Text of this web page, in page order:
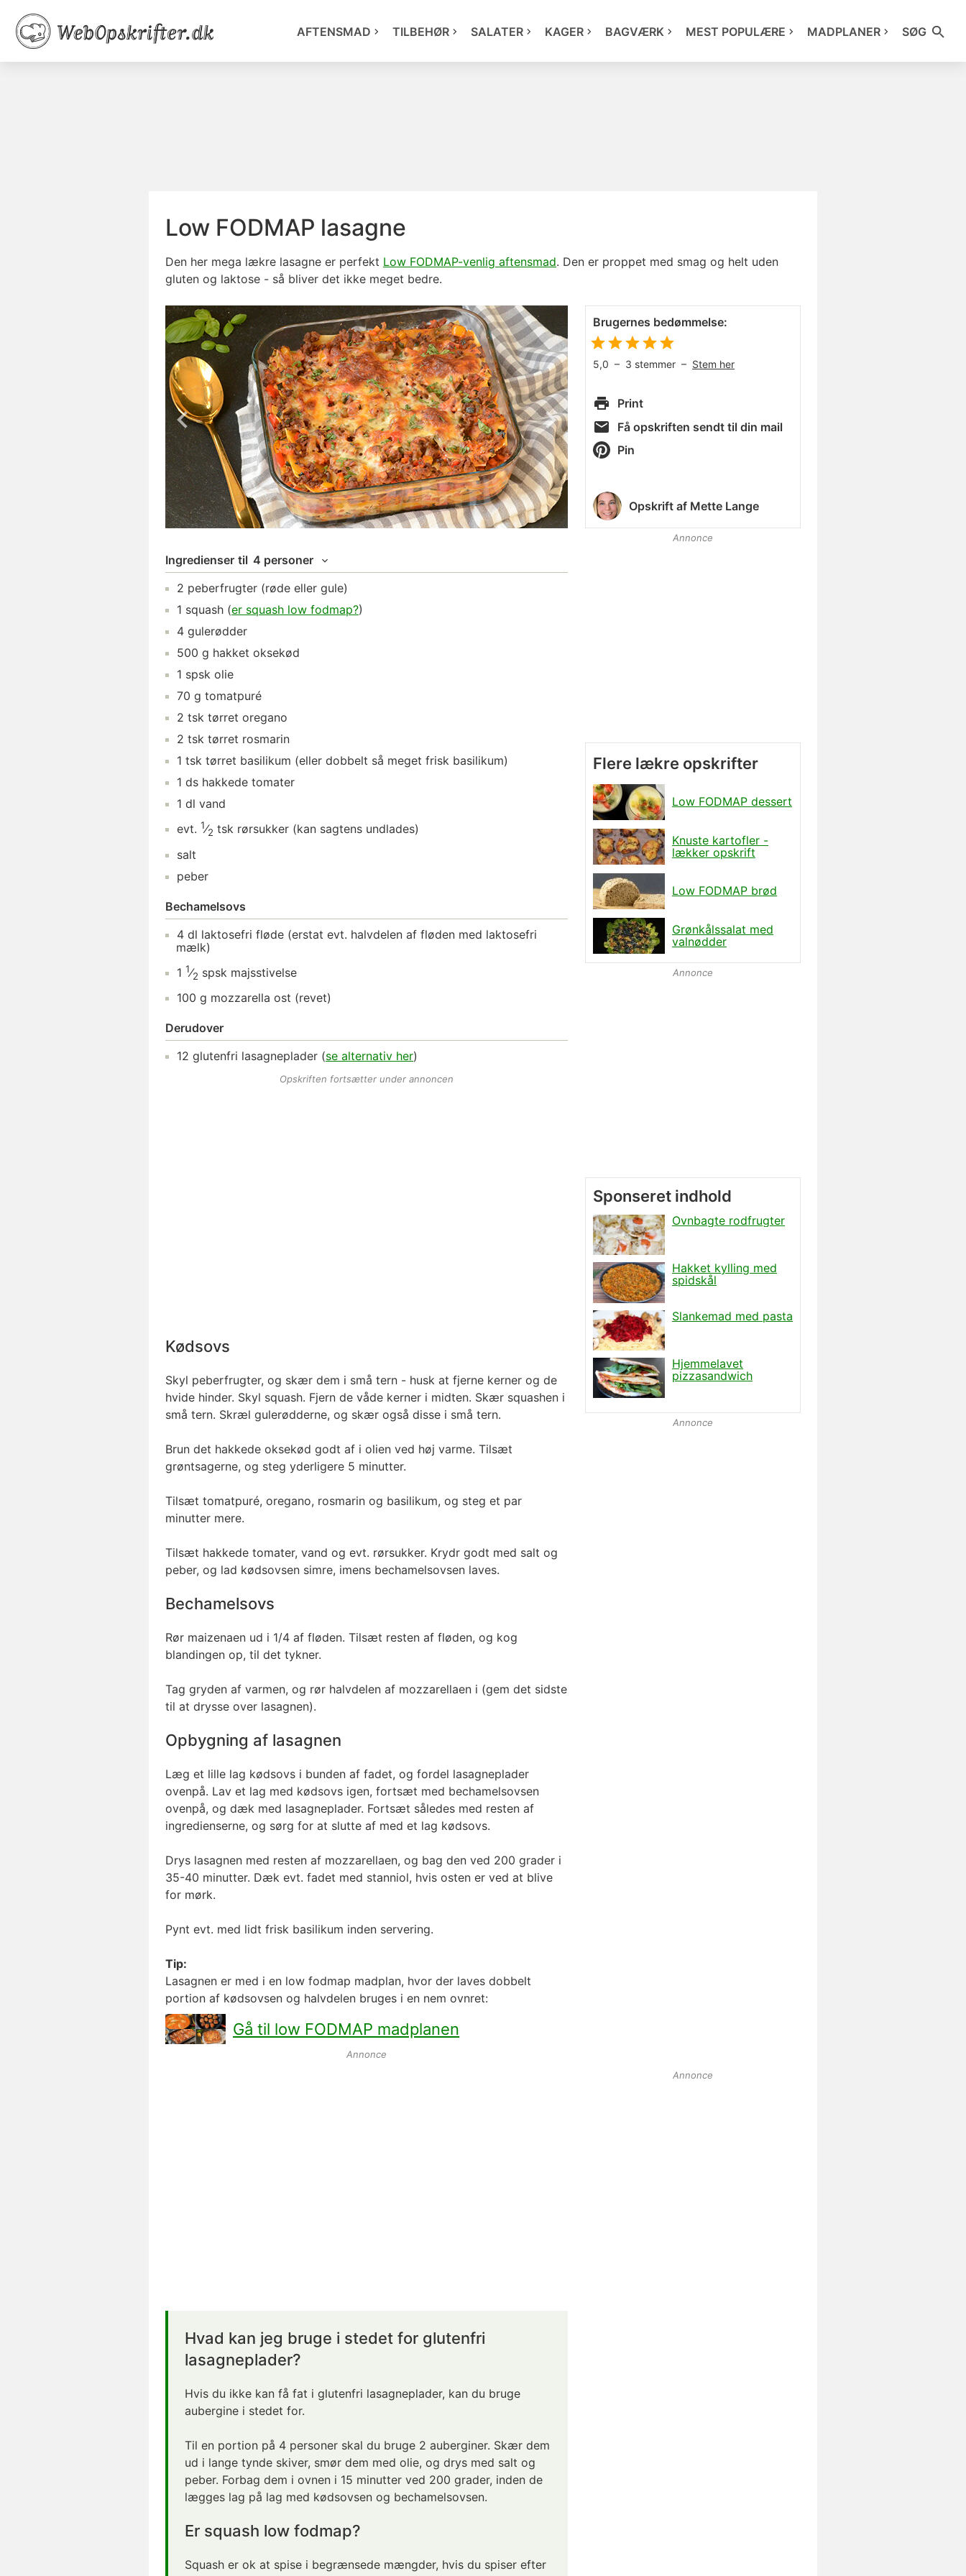
AFTENSMAD TILBEHØR SALATER KAGER BAGVÆRK MEST POPULÆRE MADPLANER SØG
Low FODMAP lasagne
Den her mega lækre lasagne er perfekt Low FODMAP-venlig aftensmad. Den er proppet med smag og helt uden
gluten og laktose - så bliver det ikke meget bedre.
Ingredienser til 4 personer
2 peberfrugter (røde eller gule)
1 squash (er squash low fodmap?)
4 gulerødder
500 g hakket oksekød
1 spsk olie
70 g tomatpuré
2 tsk tørret oregano
2 tsk tørret rosmarin
1 tsk tørret basilikum (eller dobbelt så meget frisk basilikum)
1 ds hakkede tomater
1 dl vand
evt. 1⁄2 tsk rørsukker (kan sagtens undlades)
salt
peber
Bechamelsovs
4 dl laktosefri fløde (erstat evt. halvdelen af fløden med laktosefri
mælk)
1 1⁄2 spsk majsstivelse
100 g mozzarella ost (revet)
Derudover
12 glutenfri lasagneplader (se alternativ her)
Opskriften fortsætter under annoncen
Kødsovs
Skyl peberfrugter, og skær dem i små tern - husk at fjerne kerner og de
hvide hinder. Skyl squash. Fjern de våde kerner i midten. Skær squashen i
små tern. Skræl gulerødderne, og skær også disse i små tern.
Brun det hakkede oksekød godt af i olien ved høj varme. Tilsæt
grøntsagerne, og steg yderligere 5 minutter.
Tilsæt tomatpuré, oregano, rosmarin og basilikum, og steg et par
minutter mere.
Tilsæt hakkede tomater, vand og evt. rørsukker. Krydr godt med salt og
peber, og lad kødsovsen simre, imens bechamelsovsen laves.
Bechamelsovs
Rør maizenaen ud i 1/4 af fløden. Tilsæt resten af fløden, og kog
blandingen op, til det tykner.
Tag gryden af varmen, og rør halvdelen af mozzarellaen i (gem det sidste
til at drysse over lasagnen).
Opbygning af lasagnen
Læg et lille lag kødsovs i bunden af fadet, og fordel lasagneplader
ovenpå. Lav et lag med kødsovs igen, fortsæt med bechamelsovsen
ovenpå, og dæk med lasagneplader. Fortsæt således med resten af
ingredienserne, og sørg for at slutte af med et lag kødsovs.
Drys lasagnen med resten af mozzarellaen, og bag den ved 200 grader i
35-40 minutter. Dæk evt. fadet med stanniol, hvis osten er ved at blive
for mørk.
Pynt evt. med lidt frisk basilikum inden servering.
Tip:
Lasagnen er med i en low fodmap madplan, hvor der laves dobbelt
portion af kødsovsen og halvdelen bruges i en nem ovnret:
Gå til low FODMAP madplanen
Annonce
Hvad kan jeg bruge i stedet for glutenfri
lasagneplader?
Hvis du ikke kan få fat i glutenfri lasagneplader, kan du bruge
aubergine i stedet for.
Til en portion på 4 personer skal du bruge 2 auberginer. Skær dem
ud i lange tynde skiver, smør dem med olie, og drys med salt og
peber. Forbag dem i ovnen i 15 minutter ved 200 grader, inden de
lægges lag på lag med kødsovsen og bechamelsovsen.
Er squash low fodmap?
Squash er ok at spise i begrænsede mængder, hvis du spiser efter
Brugernes bedømmelse:
5,0 – 3 stemmer – Stem her
Print
Få opskriften sendt til din mail
Pin
Opskrift af Mette Lange
Annonce
Flere lækre opskrifter
Low FODMAP dessert
Knuste kartofler -
lækker opskrift
Low FODMAP brød
Grønkålssalat med
valnødder
Annonce
Annonce
Annonce